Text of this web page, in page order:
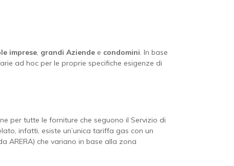
imprese, grandi Aziende e condomini. In base
ad hoc per le proprie specifiche esigenze di
per tutte le forniture che seguono il Servizio di
infatti, esiste un’unica tariffa gas con un
ARERA) che variano in base alla zona